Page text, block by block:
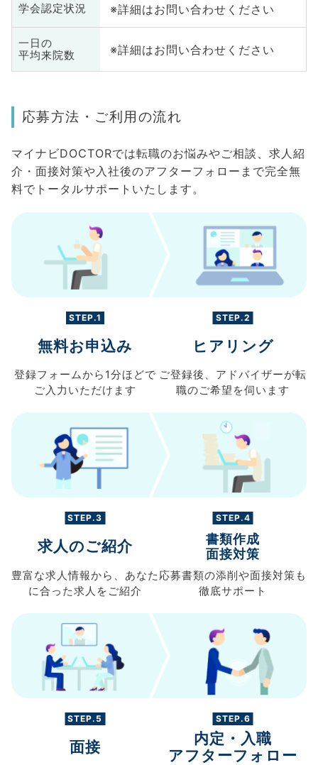
学会認定状況 ※詳細はお問い合わせください
一日の
平均来院数
※詳細はお問い合わせください
応募方法・ご利用の流れ
マイナビDOCTORでは転職のお悩みやご相談、求人紹
介・面接対策や入社後のアフターフォローまで完全無
料でトータルサポートいたします。
STEP.1
無料お申込み
登録フォームから 1分ほどで
ご入力 いただけます
STEP.2
ヒアリング
ご登録後、 アドバイザーが転
職のご希望を伺います
STEP.3
求人のご紹介
豊富な求人情報から、 あなた
に合った求人を ご紹介
STEP.4
書類作成
面接対策
応募書類の添削や面接対策も
徹底サポート
STEP.5
面接
STEP.6
内定・入職
アフターフォロー